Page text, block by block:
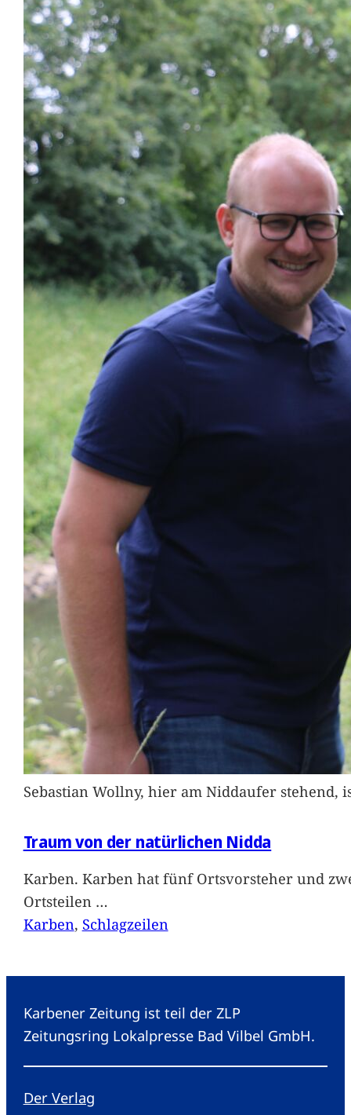
Sebastian Wollny, hier am Niddaufer
Traum von der natürlichen Nidda
Karben. Karben hat fünf Ortsvorsteher und
Ortsteilen …
Karben, Schlagzeilen
Karbener Zeitung ist teil der ZLP
Zeitungsring Lokalpresse Bad Vilbel GmbH.
Der Verlag